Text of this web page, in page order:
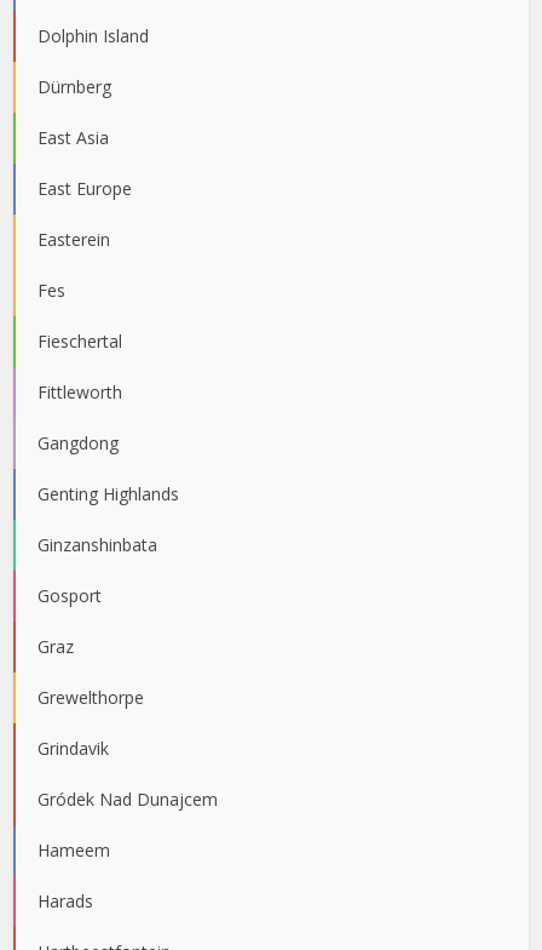
Dolphin Island
Dürnberg
East Asia
East Europe
Easterein
Fes
Fieschertal
Fittleworth
Gangdong
Genting Highlands
Ginzanshinbata
Gosport
Graz
Grewelthorpe
Grindavik
Gródek Nad Dunajcem
Hameem
Harads